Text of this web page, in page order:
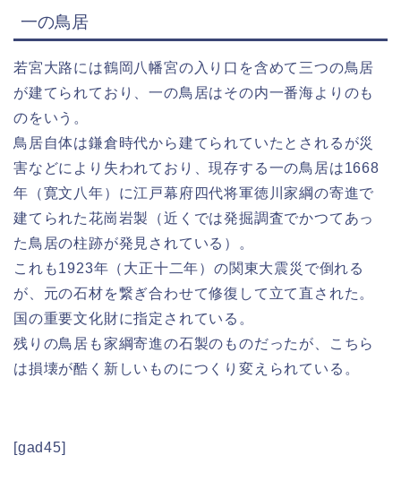
一の鳥居
若宮大路には鶴岡八幡宮の入り口を含めて三つの鳥居
が建てられており、一の鳥居はその内一番海よりのも
のをいう。
鳥居自体は鎌倉時代から建てられていたとされるが災
害などにより失われており、現存する一の鳥居は1668
年（寛文八年）に江戸幕府四代将軍徳川家綱の寄進で
建てられた花崗岩製（近くでは発掘調査でかつてあっ
た鳥居の柱跡が発見されている）。
これも1923年（大正十二年）の関東大震災で倒れる
が、元の石材を繋ぎ合わせて修復して立て直された。
国の重要文化財に指定されている。
残りの鳥居も家綱寄進の石製のものだったが、こちら
は損壊が酷く新しいものにつくり変えられている。
[gad45]